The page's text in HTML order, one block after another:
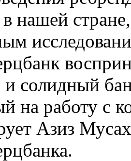
нашей
солидный
на работу с
Азиз